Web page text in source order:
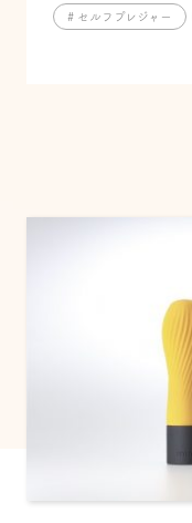
# セルフプレジャー